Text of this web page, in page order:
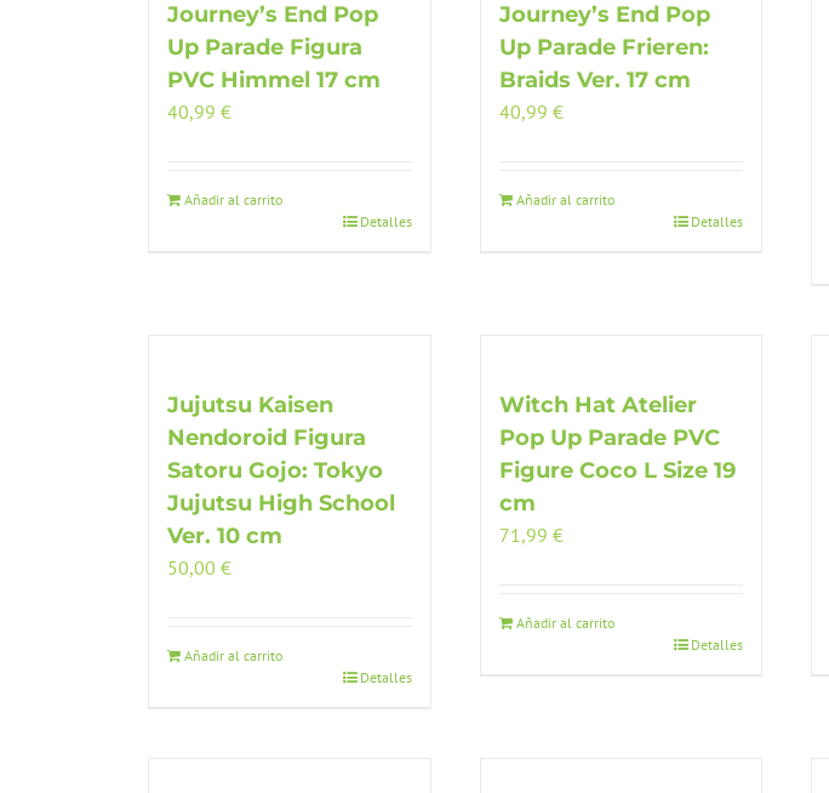
Journey’s End Pop
Up Parade Figura
PVC Himmel 17 cm
40,99 €
Añadir al carrito
Detalles
Journey’s End Pop
Up Parade Frieren:
Braids Ver. 17 cm
40,99 €
Añadir al carrito
Detalles
Jujutsu Kaisen
Nendoroid Figura
Satoru Gojo: Tokyo
Jujutsu High School
Ver. 10 cm
50,00 €
Añadir al carrito
Detalles
Witch Hat Atelier
Pop Up Parade PVC
Figure Coco L Size 19
cm
71,99 €
Añadir al carrito
Detalles